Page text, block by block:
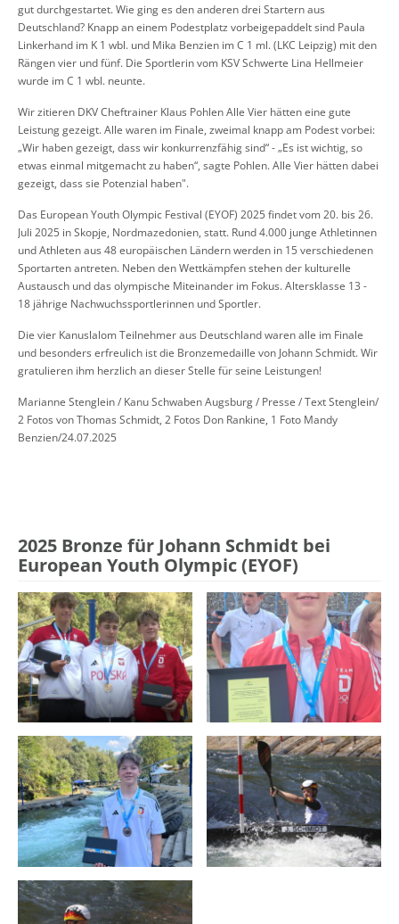
gut durchgestartet. Wie ging es den anderen drei Startern aus
Deutschland? Knapp an einem Podestplatz vorbeigepaddelt sind Paula
Linkerhand im K 1 wbl. und Mika Benzien im C 1 ml. (LKC Leipzig) mit den
Rängen vier und fünf. Die Sportlerin vom KSV Schwerte Lina Hellmeier
wurde im C 1 wbl. neunte.
Wir zitieren DKV Cheftrainer Klaus Pohlen Alle Vier hätten eine gute
Leistung gezeigt. Alle waren im Finale, zweimal knapp am Podest vorbei:
„Wir haben gezeigt, dass wir konkurrenzfähig sind“ - „Es ist wichtig, so
etwas einmal mitgemacht zu haben“, sagte Pohlen. Alle Vier hätten dabei
gezeigt, dass sie Potenzial haben".
Das European Youth Olympic Festival (EYOF) 2025 findet vom 20. bis 26.
Juli 2025 in Skopje, Nordmazedonien, statt. Rund 4.000 junge Athletinnen
und Athleten aus 48 europäischen Ländern werden in 15 verschiedenen
Sportarten antreten. Neben den Wettkämpfen stehen der kulturelle
Austausch und das olympische Miteinander im Fokus. Altersklasse 13 -
18 jährige Nachwuchssportlerinnen und Sportler.
Die vier Kanuslalom Teilnehmer aus Deutschland waren alle im Finale
und besonders erfreulich ist die Bronzemedaille von Johann Schmidt. Wir
gratulieren ihm herzlich an dieser Stelle für seine Leistungen!
Marianne Stenglein / Kanu Schwaben Augsburg / Presse / Text Stenglein/
2 Fotos von Thomas Schmidt, 2 Fotos Don Rankine, 1 Foto Mandy
Benzien/24.07.2025
2025 Bronze für Johann Schmidt bei
European Youth Olympic (EYOF)